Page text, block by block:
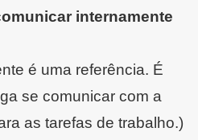
internamente
é uma referência. É
se comunicar com a
as tarefas de trabalho.)